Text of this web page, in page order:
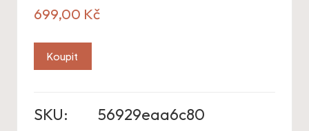
699,00 Kč
Koupit
SKU:
56929eaa6c80